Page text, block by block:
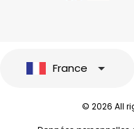
France
© 2026 All